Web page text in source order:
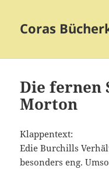
Coras
Die fernen
Morton
Klappentext:
Edie Burchills
besonders eng.